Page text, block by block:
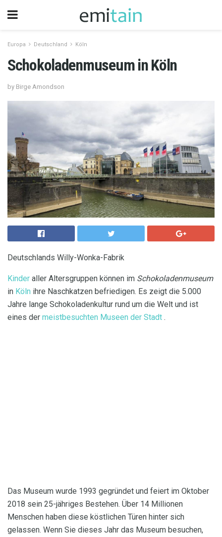
Europa Deutschland Köln
Schokoladenmuseum in Köln
by Birge Amondson
Deutschlands Willy-Wonka-Fabrik
Kinder aller Altersgruppen können im Schokoladenmuseum
in Köln ihre Naschkatzen befriedigen. Es zeigt die 5.000
Jahre lange Schokoladenkultur rund um die Welt und ist
eines der meistbesuchten Museen der Stadt .
Das Museum wurde 1993 gegründet und feiert im Oktober
2018 sein 25-jähriges Bestehen. Über 14 Millionen
Menschen haben diese köstlichen Türen hinter sich
gelassen. Wenn Sie dieses Jahr das Museum besuchen,